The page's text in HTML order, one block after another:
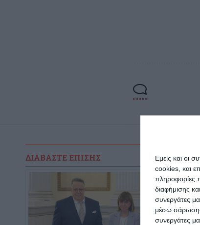
Εμείς και οι
cookies, και
πληροφορίες
διαφήμισης
συνεργάτες
μέσω σάρωσης
συνεργάτες
ΔΙΑΒΆΣΤΕ ΕΠΊΣΗΣ